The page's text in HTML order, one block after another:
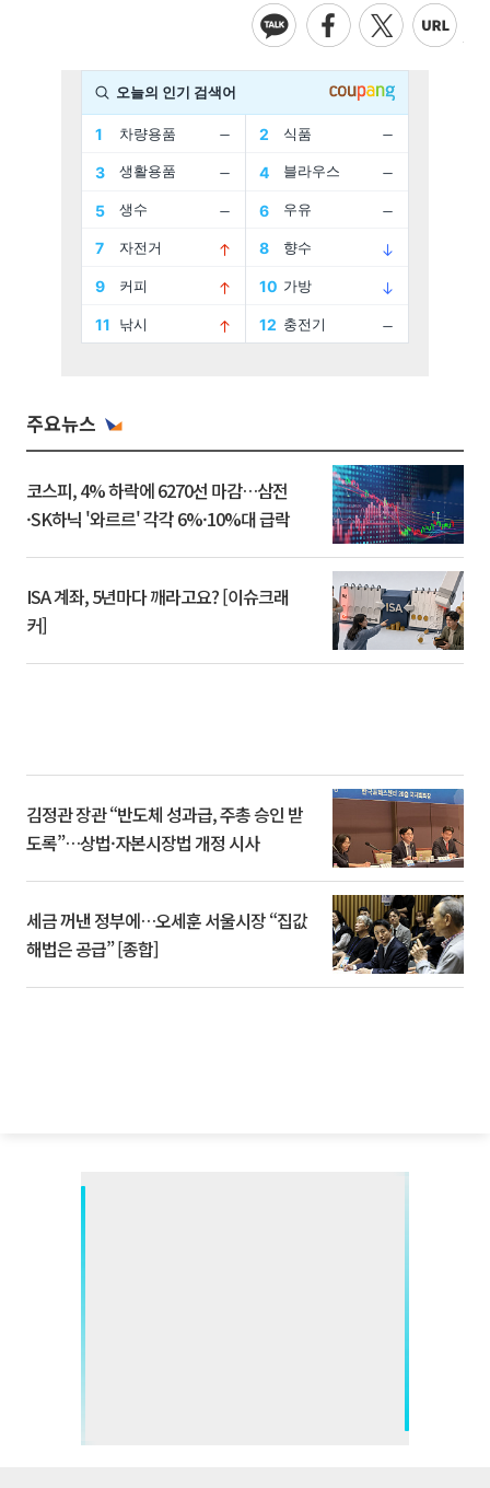
주요뉴스
코스피, 4% 하락에 6270선 마감…삼전
·SK하닉 '와르르' 각각 6%·10%대 급락
ISA 계좌, 5년마다 깨라고요? [이슈크래
커]
김정관 장관 “반도체 성과급, 주총 승인 받
도록”…상법·자본시장법 개정 시사
세금 꺼낸 정부에…오세훈 서울시장 “집값
해법은 공급” [종합]